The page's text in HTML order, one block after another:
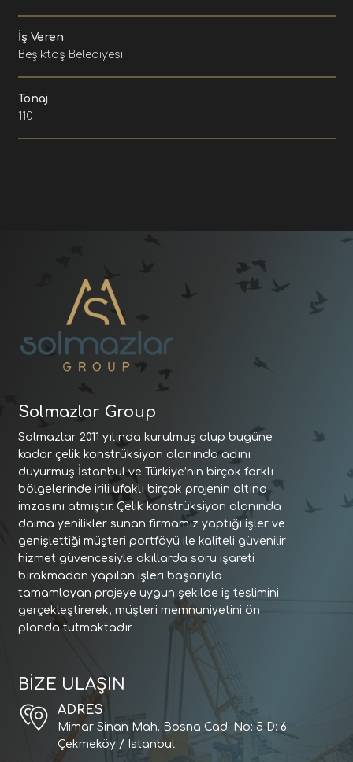
İş Veren
Beşiktaş Belediyesi
Tonaj
110
Solmazlar Group
Solmazlar 2011 yılında kurulmuş olup bugüne
kadar çelik konstrüksiyon alanında adını
duyurmuş İstanbul ve Türkiye’nin birçok farklı
bölgelerinde irili ufaklı birçok projenin altına
imzasını atmıştır. Çelik konstrüksiyon alanında
daima yenilikler sunan firmamız yaptığı işler ve
genişlettiği müşteri portföyü ile kaliteli güvenilir
hizmet güvencesiyle akıllarda soru işareti
bırakmadan yapılan işleri başarıyla
tamamlayan projeye uygun şekilde iş teslimini
gerçekleştirerek, müşteri memnuniyetini ön
planda tutmaktadır.
BİZE ULAŞIN
ADRES
Mimar Sinan Mah. Bosna Cad. No: 5 D: 6
Çekmeköy / Istanbul